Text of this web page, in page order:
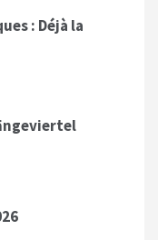
: Déjà la